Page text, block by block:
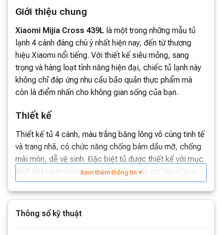
Giới thiệu chung
Xiaomi Mijia Cross 439L là một trong những mẫu tủ
lạnh 4 cánh đáng chú ý nhất hiện nay, đến từ thương
hiệu Xiaomi nổi tiếng. Với thiết kế siêu mỏng, sang
trọng và hàng loạt tính năng hiện đại, chiếc tủ lạnh này
không chỉ đáp ứng nhu cầu bảo quản thực phẩm mà
còn là điểm nhấn cho không gian sống của bạn.
Thiết kế
Thiết kế tủ 4 cánh, màu trắng băng lông vô cùng tinh tế
và trang nhã, có chức năng chống bám dầu mỡ, chống
mài mòn, dễ vệ sinh. Đặc biệt tủ được thiết kế với mục
đích tiết kiệm không gian nên thân máy chỉ dày 60cm.
Xem thêm thông tin
Thông số kỹ thuật